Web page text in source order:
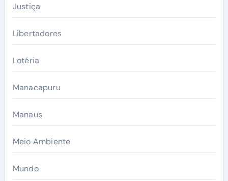
Justiça
Libertadores
Lotéria
Manacapuru
Manaus
Meio Ambiente
Mundo